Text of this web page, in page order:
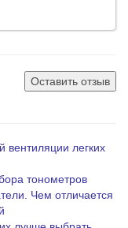
Оставить отзыв
вентиляции легких
тонометров
Чем отличается